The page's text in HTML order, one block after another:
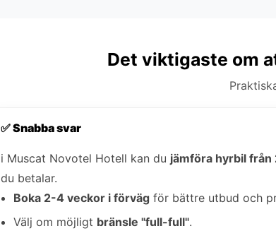
Det viktigaste om
✅ Snabba svar
i Muscat Novotel Hotell kan du jämföra hyrbil från
du betalar.
Boka 2-4 veckor i förväg för bättre utbud och
Välj om möjligt bränsle "full-full".